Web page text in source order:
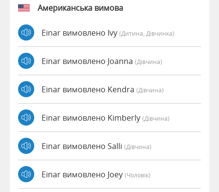
Американська вимова
Einar вимовлено Ivy (дитина, Дівчинка)
Einar вимовлено Joanna (дівчина)
Einar вимовлено Kendra (дівчина)
Einar вимовлено Kimberly (дівчина)
Einar вимовлено Salli (дівчина)
Einar вимовлено Joey (чоловік)